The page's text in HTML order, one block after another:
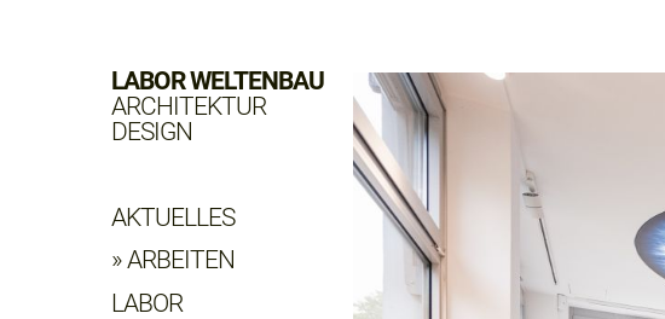
LABOR WELTENBAU
ARCHITEKTUR
DESIGN
AKTUELLES
ARBEITEN
LABOR